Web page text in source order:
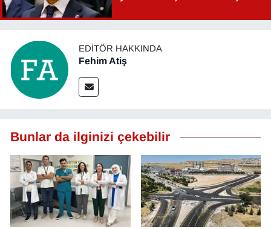
EDITÖR HAKKINDA
Fehim Atiş
Bunlar da ilginizi çekebilir
YEREL